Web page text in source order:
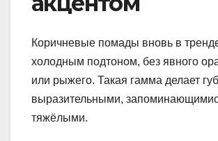
Коричневые помады вновь в
холодным подтоном, без явного
или рыжего. Такая гамма делает
выразительными,
тяжёлыми.